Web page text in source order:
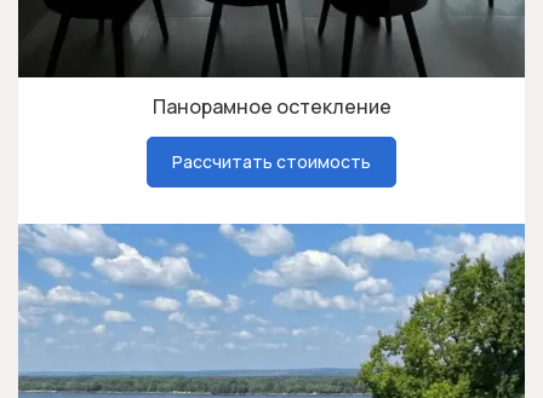
Панорамное остекление
Рассчитать стоимость